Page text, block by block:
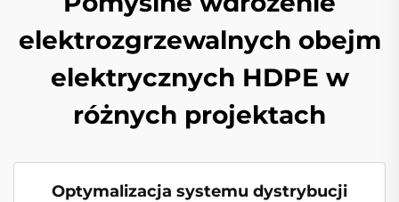
elektrozgrzewalnych obejm
elektrycznych HDPE w
różnych projektach
Optymalizacja systemu dystrybucji